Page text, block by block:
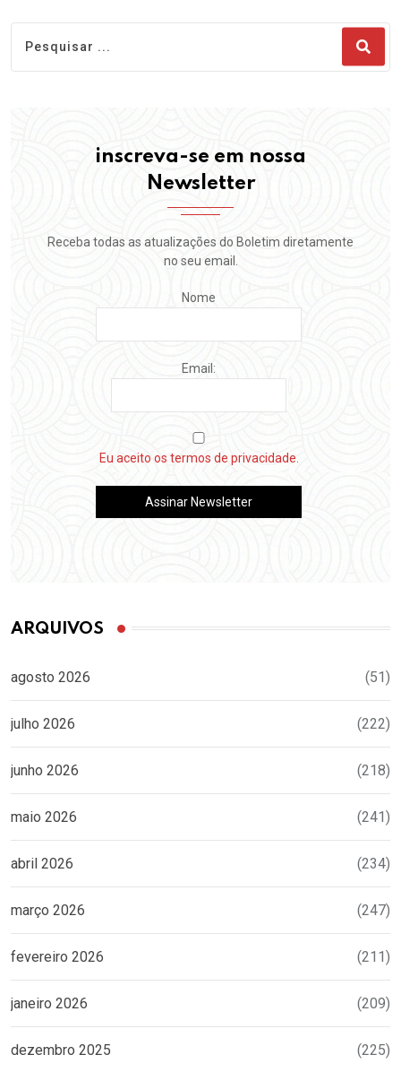
inscreva-se em nossa
Newsletter
Receba todas as atualizações do Boletim diretamente
no seu email.
Nome
Email:
Eu aceito os termos de privacidade.
ARQUIVOS
agosto 2026 (51)
julho 2026 (222)
junho 2026 (218)
maio 2026 (241)
abril 2026 (234)
março 2026 (247)
fevereiro 2026 (211)
janeiro 2026 (209)
dezembro 2025 (225)